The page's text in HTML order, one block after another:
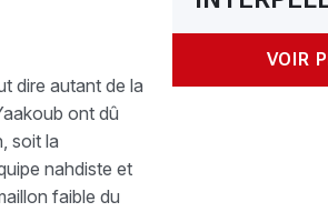
VOIR
dire autant de la
ont dû
soit la
nahdiste et
faible du